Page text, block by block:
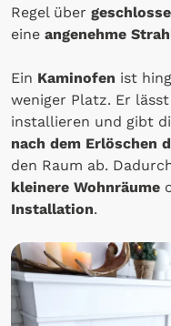
Regel über
eine angenehme
Ein Kaminofen ist
weniger Platz. Er
installieren und gibt
nach dem Erlöschen
den Raum ab.
kleinere Wohnräume
Installation.